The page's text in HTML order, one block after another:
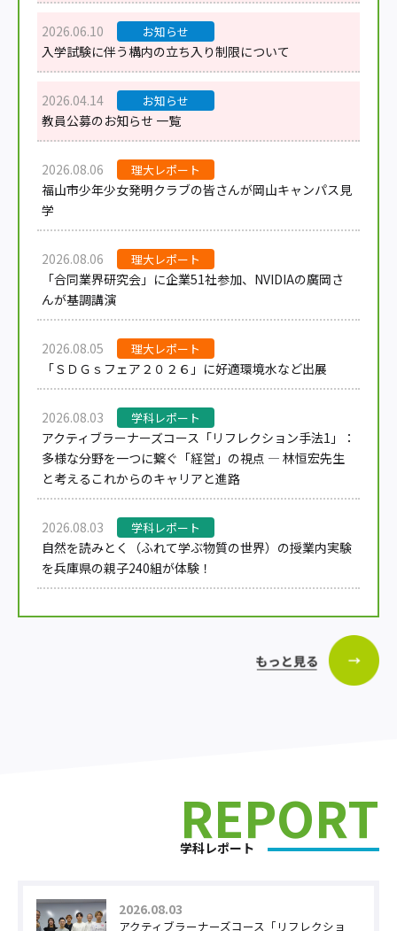
2026.06.10 お知らせ
入学試験に伴う構内の立ち入り制限について
2026.04.14 お知らせ
教員公募のお知らせ 一覧
2026.08.06 理大レポート
福山市少年少女発明クラブの皆さんが岡山キャンパス見
学
2026.08.06 理大レポート
「合同業界研究会」に企業51社参加、NVIDIAの廣岡さ
んが基調講演
2026.08.05 理大レポート
「ＳＤＧｓフェア２０２６」に好適環境水など出展
2026.08.03 学科レポート
アクティブラーナーズコース「リフレクション手法1」：
多様な分野を一つに繋ぐ「経営」の視点 — 林恒宏先生
と考えるこれからのキャリアと進路
2026.08.03 学科レポート
自然を読みとく（ふれて学ぶ物質の世界）の授業内実験
を兵庫県の親子240組が体験！
REPORT
学科レポート
2026.08.03
アクティブラーナーズコース「リフレクショ